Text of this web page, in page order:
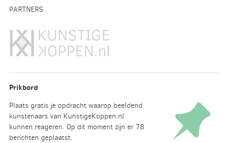
PARTNERS
Prikbord
Plaats gratis je opdracht waarop beeldend
kunstenaars van KunstigeKoppen.nl
kunnen reageren. Op dit moment zijn er 78
berichten geplaatst.